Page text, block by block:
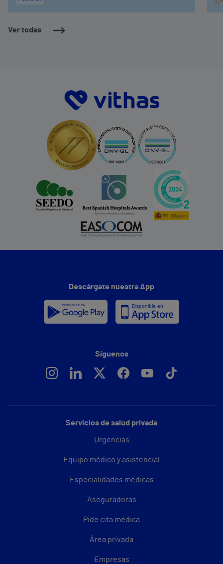
Ver todas
Servicios de salud privada
Urgencias
Equipo médico y asistencial
Especialidades médicas
Aseguradoras
Pide cita médica
Área privada
Empresas
Descárgate nuestra App
Síguenos